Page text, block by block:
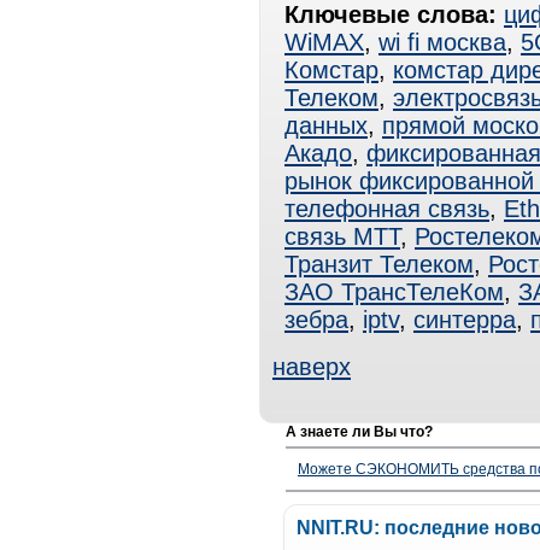
Ключевые слова:
WiMAX, wi fi москва,
Комстар, комстар
Телеком,
данных, прямой
Акадо,
рынок фиксированной
телефонная связь,
связь МТТ,
Транзит Телеком,
ЗАО ТрансТелеКом,
зебра, iptv, синтерра,
наверх
А знаете ли Вы что?
Можете СЭКОНОМИТЬ средства
NNIT.RU: последние